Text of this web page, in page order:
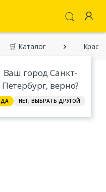
Ваш город Санкт-
Петербург, верно?
ДА НЕТ, ВЫБРАТЬ ДРУГОЙ
🛒 Каталог